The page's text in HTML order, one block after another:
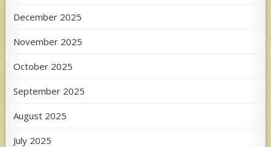
December 2025
November 2025
October 2025
September 2025
August 2025
July 2025